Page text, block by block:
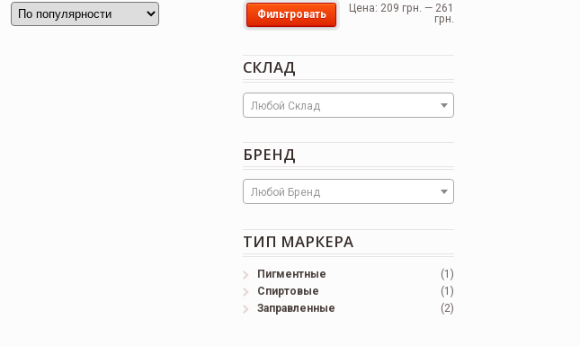
Фильтровать Цена: 209 грн. — 261
грн.
СКЛАД
Любой Склад
БРЕНД
Любой Бренд
ТИП МАРКЕРА
Пигментные
(1)
Спиртовые
(1)
Заправленные
(2)